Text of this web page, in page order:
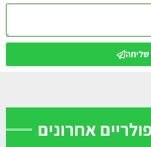
שליחה
אחרונים